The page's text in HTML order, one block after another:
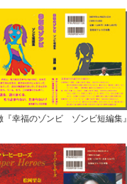
『幸福のゾンビ ゾンビ短編集』